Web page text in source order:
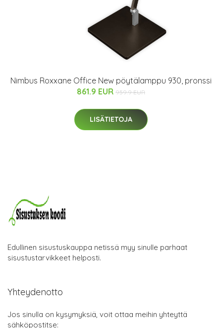
Nimbus Roxxane Office New pöytälamppu 930, pronssi
861.9 EUR 959.9 EUR
LISÄTIETOJA
Edullinen sisustuskauppa netissä myy sinulle parhaat
sisustustarvikkeet helposti.
Yhteydenotto
Jos sinulla on kysymyksiä, voit ottaa meihin yhteyttä
sähköpostitse: